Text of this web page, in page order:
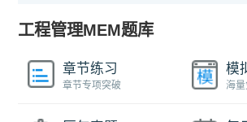
工程管理MEM题库
章节练习
章节专项突破
模
海